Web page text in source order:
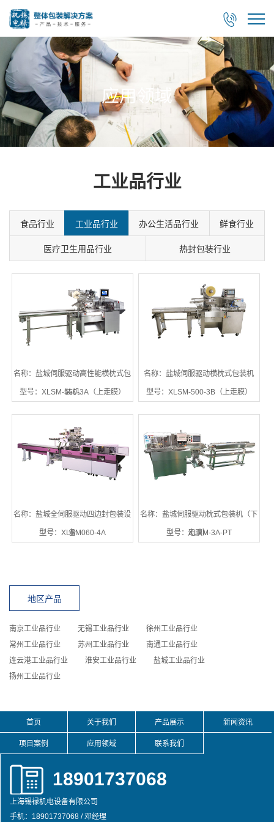

应用领域
工业品行业
食品行业 工业品行业 办公生活品行业 鲜食行业
医疗卫生用品行业 热封包装行业
名称：盐城伺服驱动高性能横枕式包
装机
型号：XLSM-550-3A（上走膜）
名称：盐城伺服驱动横枕式包装机
型号：XLSM-500-3B（上走膜）
名称：盐城全伺服驱动四边封包装设
备
型号：XLSM060-4A
名称：盐城伺服驱动枕式包装机（下
走膜）
型号：XLXM-3A-PT
地区产品
南京工业品行业 无锡工业品行业
徐州工业品行业
常州工业品行业
苏州工业品行业
南通工业品行业
连云港工业品行业
淮安工业品行业
盐城工业品行业
扬州工业品行业
首页 关于我们 产品展示 新闻资讯
项目案例 应用领域 联系我们
18901737068
上海锡䘵机电设备有限公司
手机：18901737068 / 邓经理